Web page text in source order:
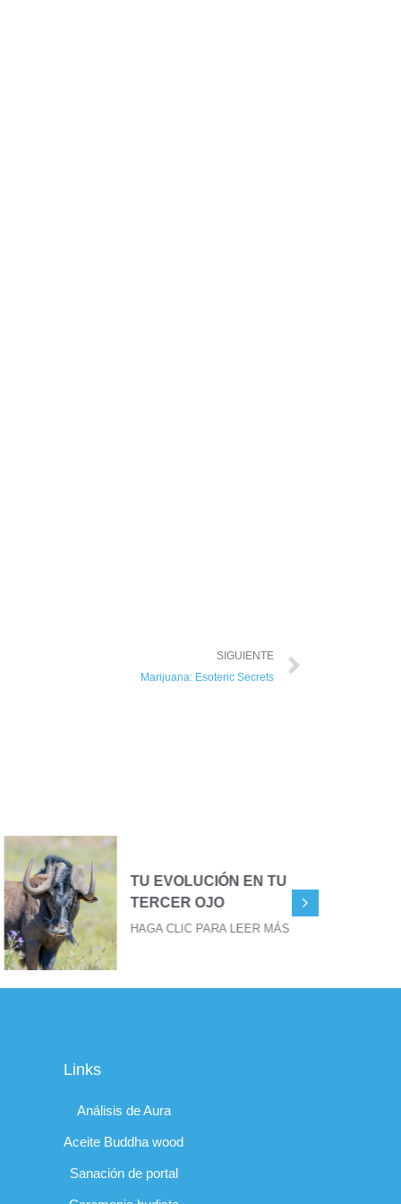
SIGUIENTE
Marijuana: Esoteric Secrets
TU EVOLUCIÓN EN TU
TERCER OJO
HAGA CLIC PARA LEER MÁS
Links
Análisis de Aura
Aceite Buddha wood
Sanación de portal